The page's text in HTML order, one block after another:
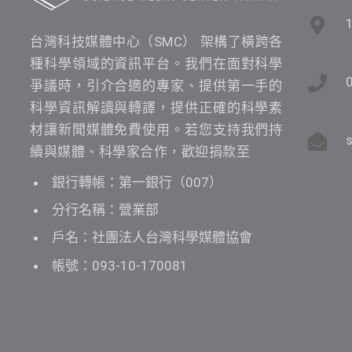
台灣科技媒體中心（SMC） 架構了橫跨各
種科學領域的資訊平台。我們在面對科學
爭議時，引介合適的專家、提供第一手的
科學資訊解讀與轉譯，提供正確的科學素
材讓新聞媒體免費使用。若您支持我們持
續與媒體、科學家合作，歡迎捐款至
銀行轉帳：第一銀行（007）
分行名稱：營業部
戶名：社團法人台灣科學媒體協會
帳號：093-10-170081